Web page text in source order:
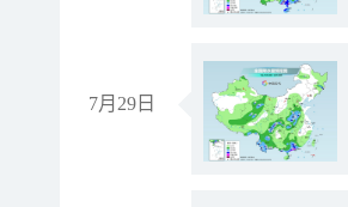
7月29日